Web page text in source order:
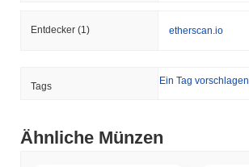
Entdecker (1) etherscan.io
Tags Ein Tag vorschlagen
Ähnliche Münzen